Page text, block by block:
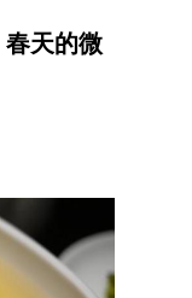
天的微